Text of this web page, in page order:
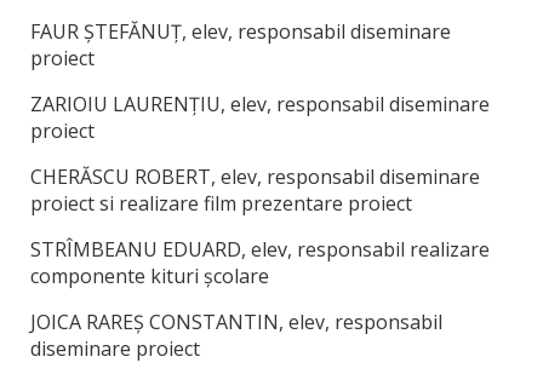
FAUR ȘTEFĂNUȚ, elev, responsabil diseminare
proiect
ZARIOIU LAURENȚIU, elev, responsabil diseminare
proiect
CHERĂSCU ROBERT, elev, responsabil diseminare
proiect si realizare film prezentare proiect
STRÎMBEANU EDUARD, elev, responsabil realizare
componente kituri școlare
JOICA RAREȘ CONSTANTIN, elev, responsabil
diseminare proiect